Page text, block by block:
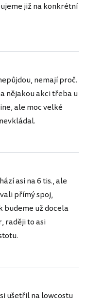
již na konkrétní
nemají proč.
nějakou akci třeba u
ale moc velké
asi na 6 tis., ale
přímý spoj,
budeme už docela
raději to asi
ušetřil na lowcostu